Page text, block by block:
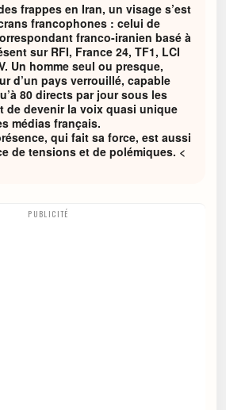
frappes en Iran, un visage s’est
francophones : celui de
franco-iranien basé à
sur RFI, France 24, TF1, LCI
Un homme seul ou presque,
d’un pays verrouillé, capable
80 directs par jour sous les
de devenir la voix quasi unique
médias français.
qui fait sa force, est aussi
de tensions et de polémiques. <
PUBLICITÉ